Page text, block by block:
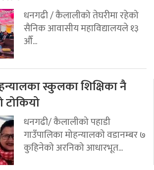
धनगढी / कैलालीको तेघरीमा रहेको
सैनिक आवासीय महाविद्यालयले १३
औँ...
स्कुलका शिक्षिका नै
धनगढी/ कैलालीको पहाडी
गाउँपालिका मोहन्यालको वडानम्बर ७
कुहिनेको अरनिको आधारभूत...